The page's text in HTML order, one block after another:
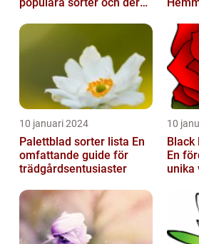
10 januari 2024
Palettblad sorter lista En
omfattande guide för
trädgårdsentusiaster
10
Black
En
unika